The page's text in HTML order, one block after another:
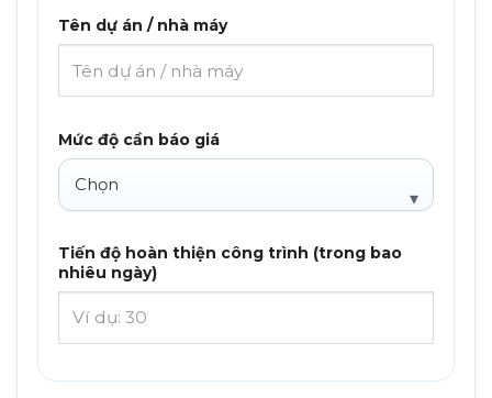
Tên dự án / nhà máy
Mức độ cần báo giá
Tiến độ hoàn thiện công trình (trong bao
nhiêu ngày)